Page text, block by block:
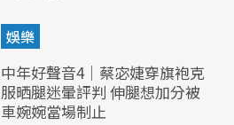
娛樂
中年好聲音4｜蔡宓婕穿旗袍克
服晒腿迷暈評判 伸腿想加分被
車婉婉當場制止